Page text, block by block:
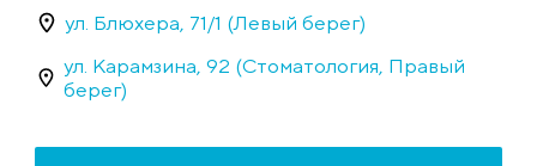
ул. Блюхера, 71/1 (Левый берег)
ул. Карамзина, 92 (Стоматология, Правый
берег)